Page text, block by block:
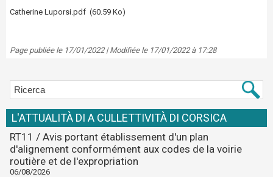
Catherine Luporsi.pdf (60.59 Ko)
Page publiée le 17/01/2022 | Modifiée le 17/01/2022 à 17:28
L'ATTUALITÀ DI A CULLETTIVITÀ DI CORSICA
RT11 / Avis portant établissement d'un plan
d'alignement conformément aux codes de la voirie
routière et de l'expropriation
06/08/2026